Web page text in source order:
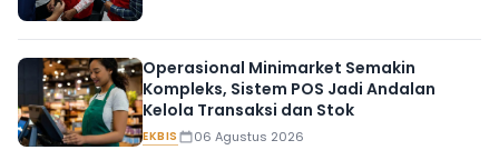
Operasional Minimarket Semakin
Kompleks, Sistem POS Jadi Andalan
Kelola Transaksi dan Stok
EKBIS 06 Agustus 2026